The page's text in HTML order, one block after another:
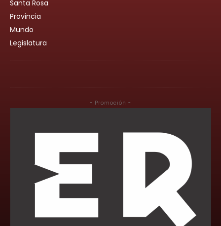
Santa Rosa
Provincia
Mundo
Legislatura
- Promoción -